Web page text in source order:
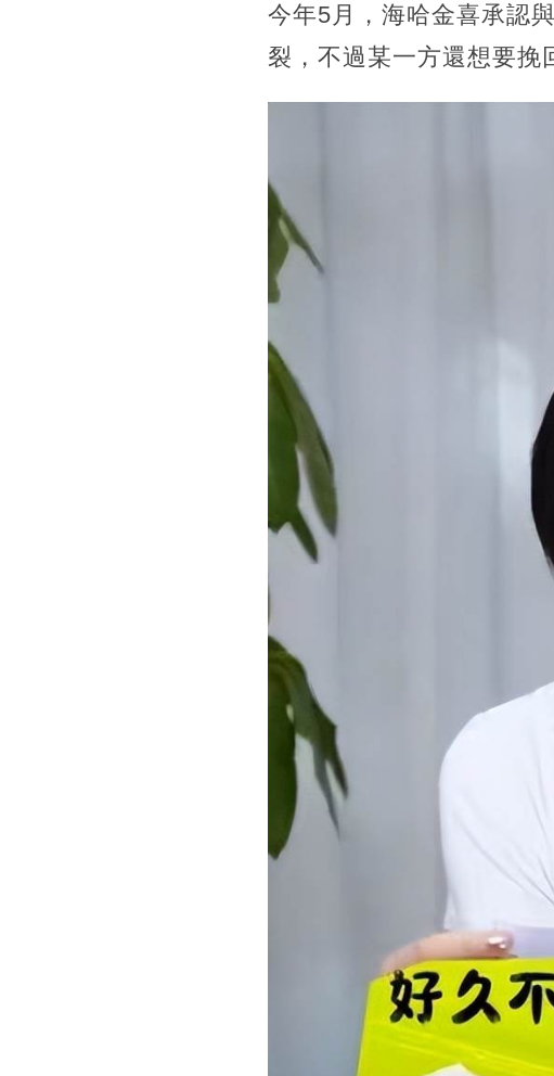
今年5月，海哈金喜承認
裂，不過某一方還想要挽